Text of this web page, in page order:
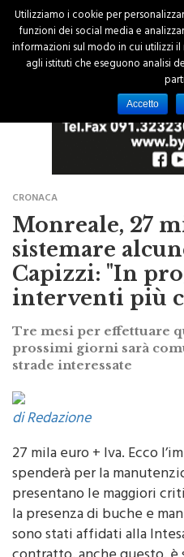
CRONACA
Monreale, 27
sistemare
Capizzi: "In
interventi più
Tre mesi per effettuare
prossimi giorni sarà
strade interessate
di Redazione
27 mila euro + Iva. Ecco
spenderà per la
presentano le maggiori
la presenza di buche e
sono stati affidati alla
contratto, anche questo,
Utilizziamo i cookie per
funzioni dei social media e
informazioni sul modo in cui utilizzi
agli istituti che eseguono analisi
Accetto